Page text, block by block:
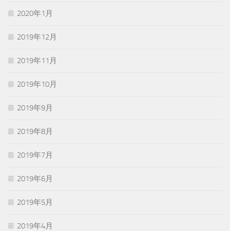
2020年1月
2019年12月
2019年11月
2019年10月
2019年9月
2019年8月
2019年7月
2019年6月
2019年5月
2019年4月